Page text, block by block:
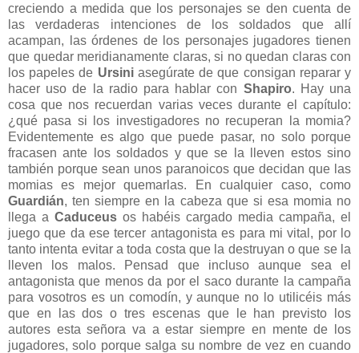
creciendo a medida que los personajes se den cuenta de
las verdaderas intenciones de los soldados que allí
acampan, las órdenes de los personajes jugadores tienen
que quedar meridianamente claras, si no quedan claras con
los papeles de Ursiniasegúrate de que consigan reparar y
hacer uso de la radio para hablar con Shapiro. Hay una
cosa que nos recuerdan varias veces durante el capítulo:
¿qué pasa si los investigadores no recuperan la momia?
Evidentemente es algo que puede pasar, no solo porque
fracasen ante los soldados y que se la lleven estos sino
también porque sean unos paranoicos que decidan que las
momias es mejor quemarlas. En cualquier caso, como
Guardián, ten siempre en la cabeza que si esa momia no
llega a Caduceus os habéis cargado media campaña, el
juego que da ese tercer antagonista es para mi vital, por lo
tanto intenta evitar a toda costa que la destruyan o que se la
lleven los malos. Pensad que incluso aunque sea el
antagonista que menos da por el saco durante la campaña
para vosotros es un comodín, y aunque no lo utilicéis más
que en las dos o tres escenas que le han previsto los
autores esta señora va a estar siempre en mente de los
jugadores, solo porque salga su nombre de vez en cuando